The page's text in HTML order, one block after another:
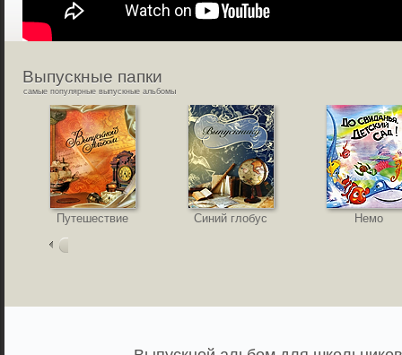
Выпускные папки
самые популярные выпускные альбомы
Путешествие Синий глобус Немо